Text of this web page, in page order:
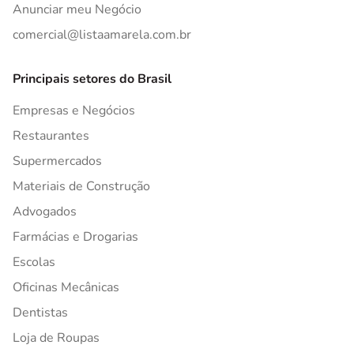
Anunciar meu Negócio
comercial@listaamarela.com.br
Principais setores do Brasil
Empresas e Negócios
Restaurantes
Supermercados
Materiais de Construção
Advogados
Farmácias e Drogarias
Escolas
Oficinas Mecânicas
Dentistas
Loja de Roupas